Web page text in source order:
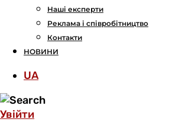
Наші експерти
Реклама і співробітництво
Контакти
НОВИНИ
UA
Увійти